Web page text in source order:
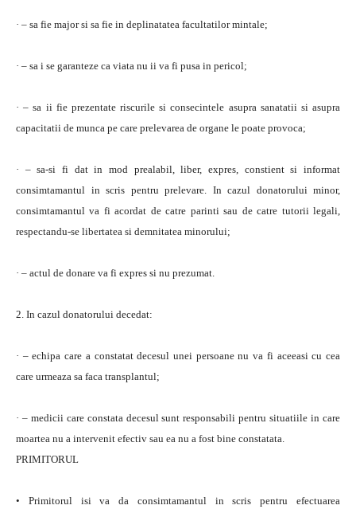
· – sa fie major si sa fie in deplinatatea facultatilor mintale;
· – sa i se garanteze ca viata nu ii va fi pusa in pericol;
· – sa ii fie prezentate riscurile si consecintele asupra sanatatii si asupra
capacitatii de munca pe care prelevarea de organe le poate provoca;
· – sa-si fi dat in mod prealabil, liber, expres, constient si informat
consimtamantul in scris pentru prelevare. In cazul donatorului minor,
consimtamantul va fi acordat de catre parinti sau de catre tutorii legali,
respectandu-se libertatea si demnitatea minorului;
· – actul de donare va fi expres si nu prezumat.
2. In cazul donatorului decedat:
· – echipa care a constatat decesul unei persoane nu va fi aceeasi cu cea
care urmeaza sa faca transplantul;
· – medicii care constata decesul sunt responsabili pentru situatiile in care
moartea nu a intervenit efectiv sau ea nu a fost bine constatata.
PRIMITORUL
• Primitorul isi va da consimtamantul in scris pentru efectuarea